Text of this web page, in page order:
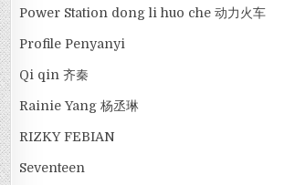
Power Station dong li huo che 动力火车
Profile Penyanyi
Qi qin 齐秦
Rainie Yang 杨丞琳
RIZKY FEBIAN
Seventeen